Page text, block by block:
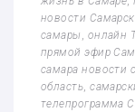
новости
самары , онлайн
прямой эфир
самара новости
область,
телепрограмма